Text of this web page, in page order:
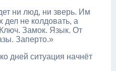
ни люд, ни зверь. Им
дел не колдовать, а
Замок. Язык. От
Заперто.»
дней ситуация начнёт